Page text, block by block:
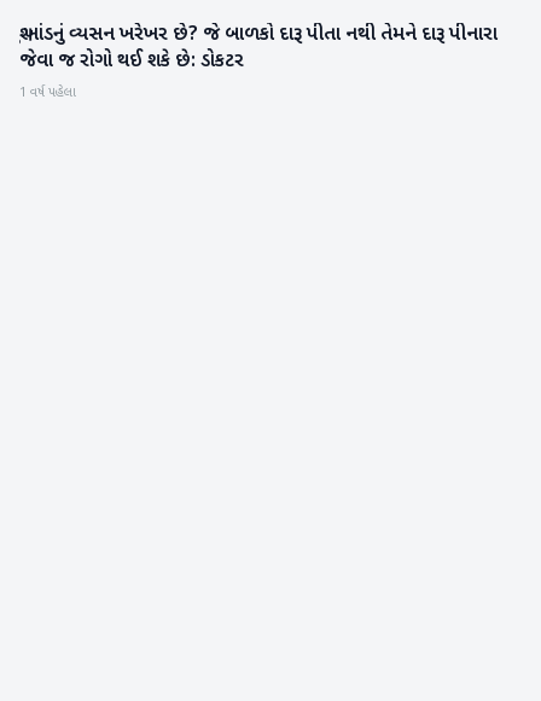
આરોગ્ય
શું ખાંડનું વ્યસન ખરેખર છે? જે બાળકો દારૂ પીતા નથી તેમને દારૂ પીનારા
જેવા જ રોગો થઈ શકે છે: ડોકટર
1 વર્ષ પહેલા